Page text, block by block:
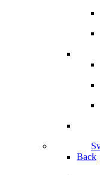
Back